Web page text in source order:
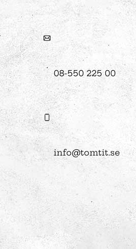
08-550 225 00
info@tomtit.se